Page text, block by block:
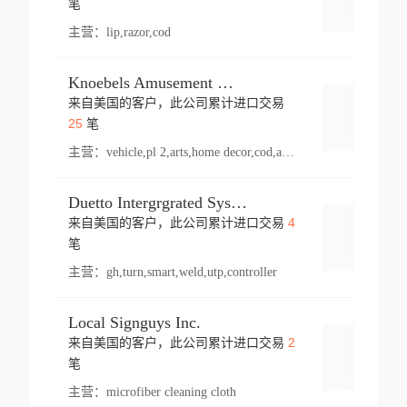
笔
主营： lip,razor,cod
Knoebels Amusement Resort
来自美国的客户，此公司累计进口交易
25笔
主营： vehicle,pl 2,arts,home decor,cod,amusement ride,sea
Duetto Intergrgrated Systems Inc.
来自美国的客户，此公司累计进口交易 4
笔
主营： gh,turn,smart,weld,utp,controller
Local Signguys Inc.
来自美国的客户，此公司累计进口交易 2
笔
主营： microfiber cleaning cloth